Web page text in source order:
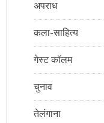
अपराध
कला-साहित्य
गेस्ट कॉलम
चुनाव
तेलंगाना